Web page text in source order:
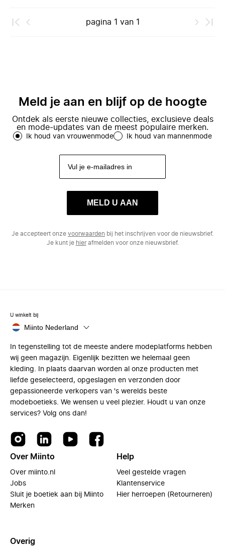
pagina 1 van 1
Meld je aan en blijf op de hoogte
Ontdek als eerste nieuwe collecties, exclusieve deals
en mode-updates van de meest populaire merken.
Ik houd van vrouwenmode Ik houd van mannenmode
MELD U AAN
Je accepteert onze voorwaarden bij het inschrijven voor de nieuwsbrief.
Je kunt je hierafmelden voor onze nieuwsbrief.
U winkelt bij
Miinto Nederland
In tegenstelling tot de meeste andere modeplatforms hebben
wij geen magazijn. Eigenlijk bezitten we helemaal geen
kleding. In plaats daarvan worden al onze producten met
liefde geselecteerd, opgeslagen en verzonden door
gepassioneerde verkopers van 's werelds beste
modeboetieks. We wensen u veel plezier. Houdt u van onze
services? Volg ons dan!
Over Miinto
Over miinto.nl
Jobs
Sluit je boetiek aan bij Miinto
Merken
Help
Veel gestelde vragen
Klantenservice
Hier herroepen (Retourneren)
Overig